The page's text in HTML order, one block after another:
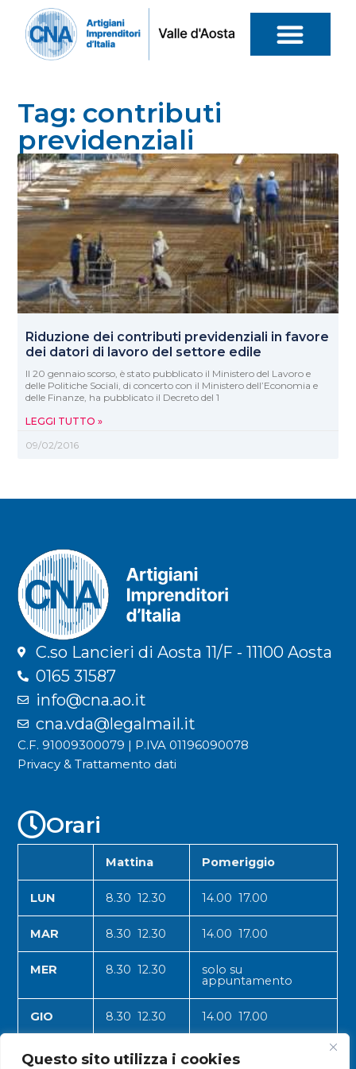
Questo sito utilizza i cookies
Tag: contributi
previdenziali
Riduzione dei contributi previdenziali in favore
dei datori di lavoro del settore edile
Il 20 gennaio scorso, è stato pubblicato il Ministero del Lavoro e
delle Politiche Sociali, di concerto con il Ministero dell’Economia e
delle Finanze, ha pubblicato il Decreto del 1
LEGGI TUTTO »
09/02/2016
C.so Lancieri di Aosta 11/F - 11100 Aosta
0165 31587
info@cna.ao.it
cna.vda@legalmail.it
C.F. 91009300079 | P.IVA 01196090078
Privacy & Trattamento dati
Orari
Mattina Pomeriggio
LUN 8.30 12.30 14.00 17.00
MAR 8.30 12.30 14.00 17.00
MER 8.30 12.30 solo su
appuntamento
GIO 8.30 12.30 14.00 17.00
VEN 8.30 12.30 14.00 17.00